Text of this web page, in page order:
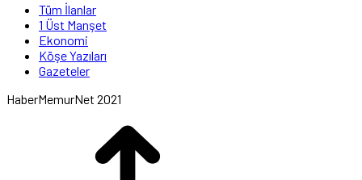
Tüm İlanlar
1 Üst Manşet
Ekonomi
Köşe Yazıları
Gazeteler
HaberMemurNet 2021